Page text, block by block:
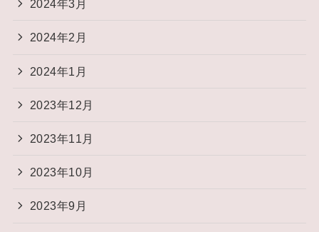
2024年3月
2024年2月
2024年1月
2023年12月
2023年11月
2023年10月
2023年9月